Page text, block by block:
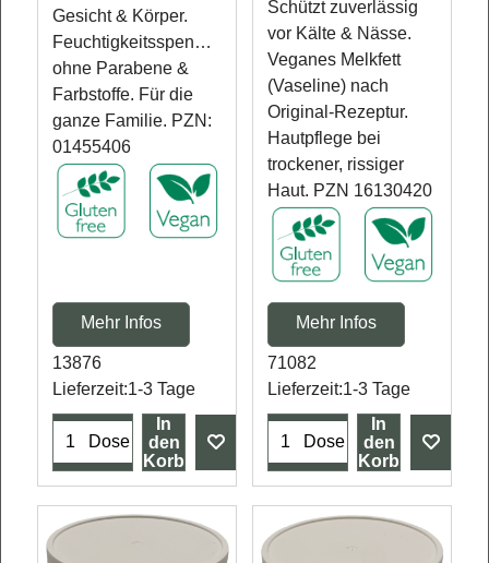
Gesicht & Körper.
Feuchtigkeitsspendend,
ohne Parabene &
Farbstoffe. Für die
ganze Familie. PZN:
01455406
Mehr Infos
13876
Lieferzeit:1-3 Tage
Dose
In
den
Korb
Schützt zuverlässig
vor Kälte & Nässe.
Veganes Melkfett
(Vaseline) nach
Original-Rezeptur.
Hautpflege bei
trockener, rissiger
Haut. PZN 16130420
Mehr Infos
71082
Lieferzeit:1-3 Tage
Dose
In
den
Korb